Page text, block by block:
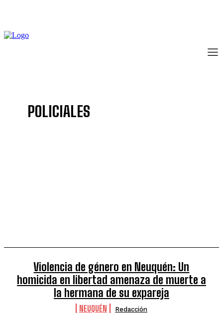
POLICIALES
Violencia de género en Neuquén: Un
homicida en libertad amenaza de muerte a
la hermana de su expareja
NEUQUÉN Redacción